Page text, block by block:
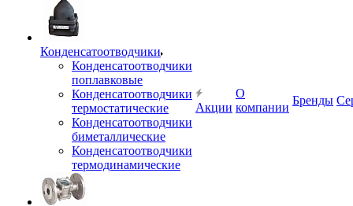
Конденсатоотводчики
Конденсатоотводчики
поплавковые
Конденсатоотводчики
термостатические
Конденсатоотводчики
биметаллические
Конденсатоотводчики
термодинамические
Акции
О
компании
Бренды